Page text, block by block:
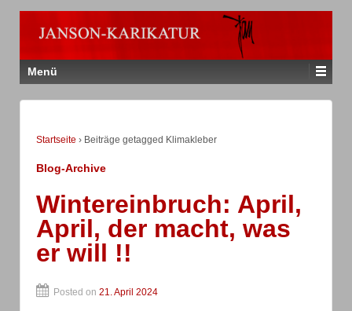
Menü
Startseite › Beiträge getagged Klimakleber
Blog-Archive
Wintereinbruch: April,
April, der macht, was
er will !!
Posted on 21. April 2024